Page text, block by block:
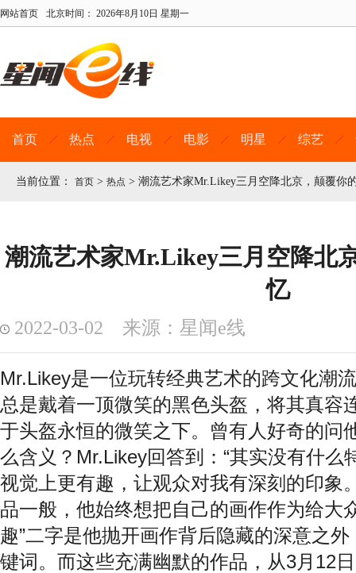
网站首页 北京时间： 2026年8月10日 星期一
首页 热点 电视 电影 明星 综艺
当前位置： 首页 > 热点 > 潮流艺术家Mr.Likey三月空降北京，颠覆你
潮流艺术家Mr.Likey三月空降北
忆
2022-03-02 来源：星闻e线
Mr.Likey是一位玩转经典艺术的跨文化潮
总是戴着一顶微笑的黑色头盔，将其真容
于头盔永恒的微笑之下。曾有人好奇的问
么含义？Mr.Likey回答到：“其实没有什么
视觉上更有趣，让观众对我有深刻的印象
品一般，他始终想把自己的画作作为给大
趣”二字是他抛开画作背后隐藏的深意之
键词。而这些充满幽默的作品，从3月12